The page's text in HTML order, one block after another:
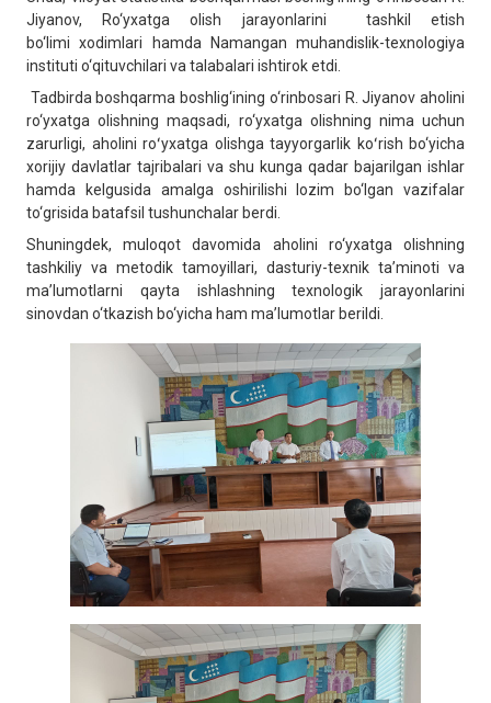
Jiyanov, Ro‘yxatga olish jarayonlarini tashkil etish
bo‘limi xodimlari hamda Namangan muhandislik-texnologiya
instituti o‘qituvchilari va talabalari ishtirok etdi.
Tadbirda boshqarma boshlig‘ining o‘rinbosari R. Jiyanov aholini
ro‘yxatga olishning maqsadi, ro‘yxatga olishning nima uchun
zarurligi, aholini roʻyxatga olishga tayyorgarlik koʻrish bo‘yicha
xorijiy davlatlar tajribalari va shu kunga qadar bajarilgan ishlar
hamda kelgusida amalga oshirilishi lozim bo‘lgan vazifalar
to‘grisida batafsil tushunchalar berdi.
Shuningdek, muloqot davomida aholini ro‘yxatga olishning
tashkiliy va metodik tamoyillari, dasturiy-texnik ta’minoti va
ma’lumotlarni qayta ishlashning texnologik jarayonlarini
sinovdan o‘tkazish bo‘yicha ham ma’lumotlar berildi.